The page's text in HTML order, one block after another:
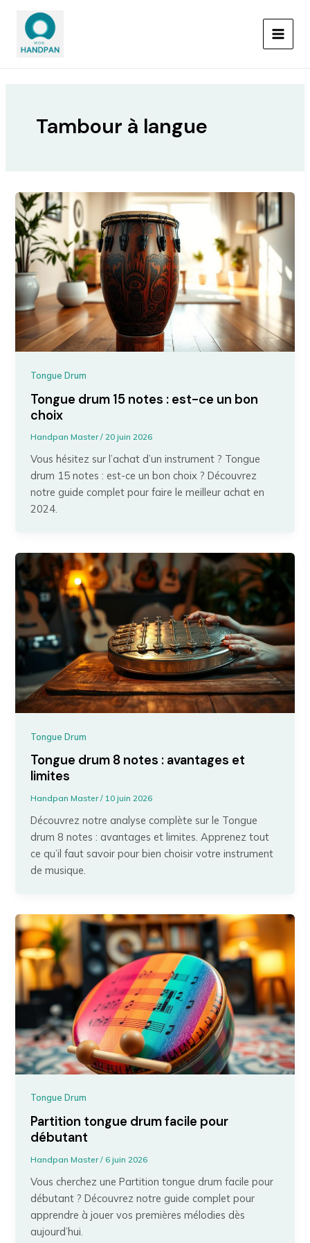
contenu
Tambour à langue
Tongue Drum
Tongue drum 15 notes : est-ce un bon
choix
Handpan Master/20 juin 2026
Vous hésitez sur l’achat d’un instrument ? Tongue
drum 15 notes : est-ce un bon choix ? Découvrez
notre guide complet pour faire le meilleur achat en
2024.
Tongue Drum
Tongue drum 8 notes : avantages et
limites
Handpan Master/ 10 juin 2026
Découvrez notre analyse complète sur le Tongue
drum 8 notes : avantages et limites. Apprenez tout
ce qu’il faut savoir pour bien choisir votre instrument
de musique.
Tongue Drum
Partition tongue drum facile pour
débutant
Handpan Master/6 juin 2026
Vous cherchez une Partition tongue drum facile pour
débutant ? Découvrez notre guide complet pour
apprendre à jouer vos premières mélodies dès
aujourd’hui.